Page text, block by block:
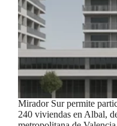
Mirador Sur permite
240 viviendas en Albal,